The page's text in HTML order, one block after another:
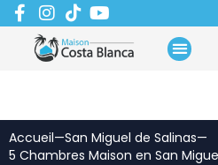
Aller
au
contenu
Accueil—San Miguel de Salinas—
5 Chambres Maison en San